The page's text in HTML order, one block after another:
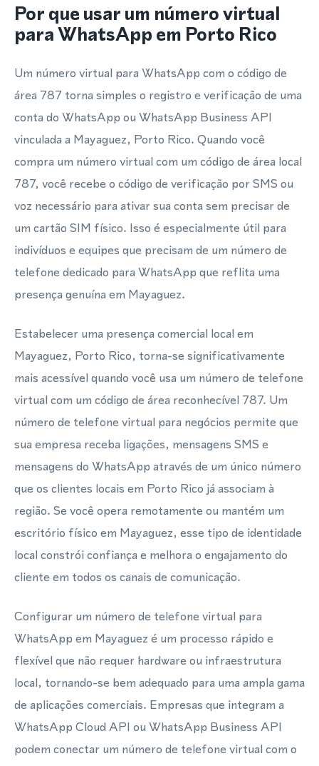
Por que usar um número virtual
para WhatsApp em Porto Rico
Um número virtual para WhatsApp com o código de
área 787 torna simples o registro e verificação de uma
conta do WhatsApp ou WhatsApp Business API
vinculada a Mayaguez, Porto Rico. Quando você
compra um número virtual com um código de área local
787, você recebe o código de verificação por SMS ou
voz necessário para ativar sua conta sem precisar de
um cartão SIM físico. Isso é especialmente útil para
indivíduos e equipes que precisam de um número de
telefone dedicado para WhatsApp que reflita uma
presença genuína em Mayaguez.
Estabelecer uma presença comercial local em
Mayaguez, Porto Rico, torna-se significativamente
mais acessível quando você usa um número de telefone
virtual com um código de área reconhecível 787. Um
número de telefone virtual para negócios permite que
sua empresa receba ligações, mensagens SMS e
mensagens do WhatsApp através de um único número
que os clientes locais em Porto Rico já associam à
região. Se você opera remotamente ou mantém um
escritório físico em Mayaguez, esse tipo de identidade
local constrói confiança e melhora o engajamento do
cliente em todos os canais de comunicação.
Configurar um número de telefone virtual para
WhatsApp em Mayaguez é um processo rápido e
flexível que não requer hardware ou infraestrutura
local, tornando-se bem adequado para uma ampla gama
de aplicações comerciais. Empresas que integram a
WhatsApp Cloud API ou WhatsApp Business API
podem conectar um número de telefone virtual com o